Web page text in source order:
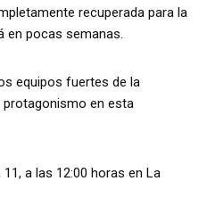
recuperada para la
en pocas semanas.
equipos fuertes de la
en esta
a las 12:00 horas en La